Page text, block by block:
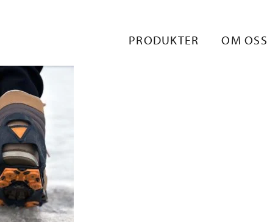
PRODUKTER OM OSS
KUVA 2